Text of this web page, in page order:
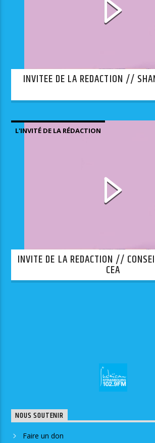
INVITEE DE LA REDACTION //
L'INVITÉ DE LA RÉDACTION
INVITE DE LA REDACTION //
CEA
NOUS SOUTENIR
Faire un don